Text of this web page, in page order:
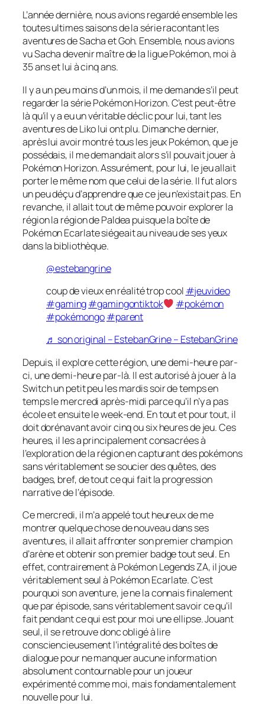
L’année dernière, nous avions regardé ensemble les
toutes ultimes saisons de la série racontant les
aventures de Sacha et Goh. Ensemble, nous avions
vu Sacha devenir maître de la ligue Pokémon, moi à
35 ans et lui à cinq ans.
Il y a un peu moins d’un mois, il me demande s’il peut
regarder la sériePokémonHorizon. C’est peut-être
là qu’il y a eu un véritable déclic pour lui, tant les
aventures de Liko lui ont plu. Dimanche dernier,
après lui avoir montré tous les jeux Pokémon, que je
possédais, il me demandait alors s’il pouvait jouer à
PokémonHorizon. Assurément, pour lui, le jeu allait
porter le même nom que celui de la série. Il fut alors
un peu déçu d’apprendre que ce jeu n’existait pas. En
revanche, il allait tout de même pouvoir explorer la
région la région de Paldea puisque la boîte de
Pokémon Ecarlate siégeait au niveau de ses yeux
dans la bibliothèque.
@estebangrine
coup de vieux en réalité trop cool #jeuvideo
#gaming#gamingontiktok
#pokémon
#pokémongo#parent
♬ son original – EstebanGrine – EstebanGrine
Depuis, il explore cette région, une demi-heure par-
ci, une demi-heure par-là. Il est autorisé à jouer à la
Switch un petit peu les mardis soir de temps en
temps le mercredi après-midi parce qu’il n’y a pas
école et ensuite le week-end. En tout et pour tout, il
doit dorénavant avoir cinq ou six heures de jeu. Ces
heures, il les a principalement consacrées à
l’exploration de la région en capturant des pokémons
sans véritablement se soucier des quêtes, des
badges, bref, de tout ce qui fait la progression
narrative de l’épisode.
Ce mercredi, il m’a appelé tout heureux de me
montrer quelque chose de nouveau dans ses
aventures, il allait affronter son premier champion
d’arène et obtenir son premier badge tout seul. En
effet, contrairement à Pokémon Legends ZA, il joue
véritablement seul à Pokémon Ecarlate. C’est
pourquoi son aventure, je ne la connais finalement
que par épisode, sans véritablement savoir ce qu’il
fait pendant ce qui est pour moi une ellipse. Jouant
seul, il se retrouve donc obligé à lire
consciencieusement l’intégralité des boîtes de
dialogue pour ne manquer aucune information
absolument contournable pour un joueur
expérimenté comme moi, mais fondamentalement
nouvelle pour lui.